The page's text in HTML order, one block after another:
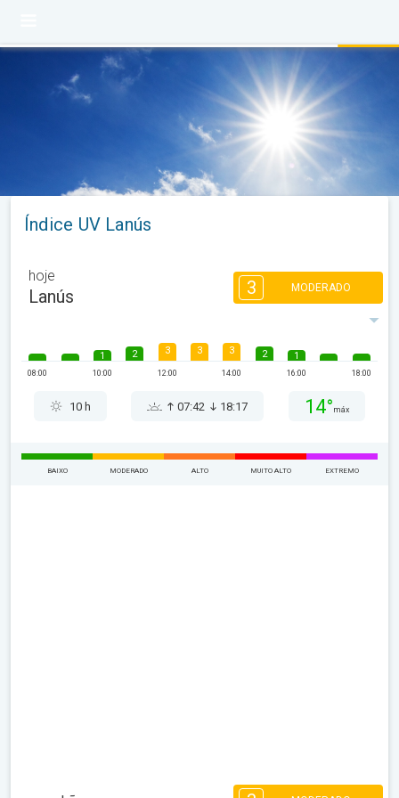
Índice UV Lanús
hoje
Lanús 3 MODERADO
08:00
1
10:00
2 3
12:00
3 3
14:00
2 1
16:00 18:00
10 h 07:42 18:17 14° máx
BAIXO MODERADO ALTO MUITO ALTO EXTREMO